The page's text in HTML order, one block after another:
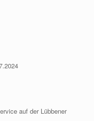
auf der Lübbener